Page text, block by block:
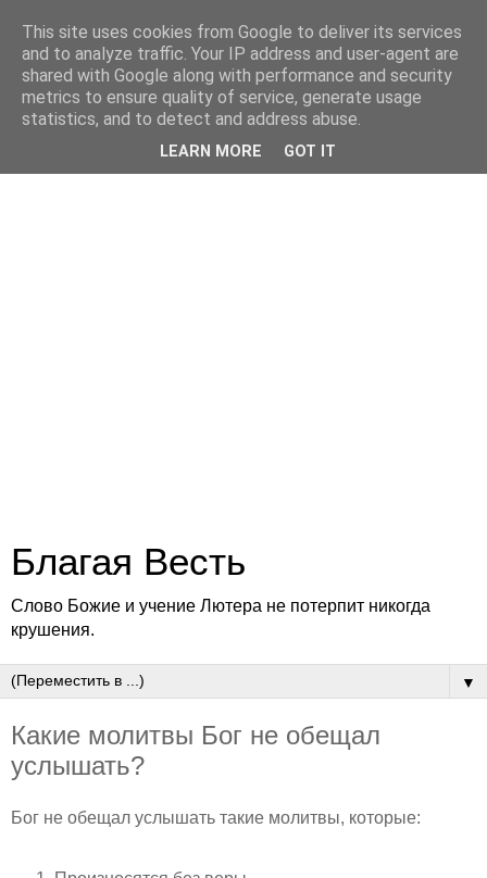
Благая Весть
Слово Божие и учение Лютера не потерпит никогда
крушения.
▼
Какие молитвы Бог не обещал
услышать?
Бог не обещал услышать такие молитвы, которые:
This site uses cookies from Google to deliver its services
and to analyze traffic. Your IP address and user-agent are
shared with Google along with performance and security
metrics to ensure quality of service, generate usage
statistics, and to detect and address abuse.
LEARN MORE GOT IT